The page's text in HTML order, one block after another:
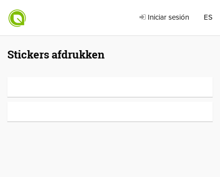
Iniciar sesión ES
Stickers afdrukken